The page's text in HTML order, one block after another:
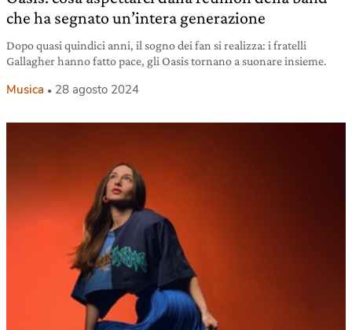
che ha segnato un’intera generazione
Dopo quasi quindici anni, il sogno dei fan si realizza: i fratelli
Gallagher hanno fatto pace, gli Oasis tornano a suonare insieme.
Musica 28 agosto 2024